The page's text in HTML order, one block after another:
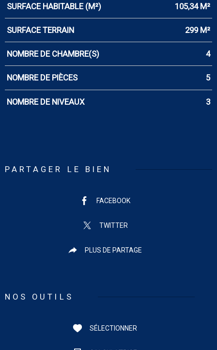
SURFACE HABITABLE (M²) 105,34 M²
SURFACE TERRAIN 299 M²
NOMBRE DE CHAMBRE(S) 4
NOMBRE DE PIÈCES 5
NOMBRE DE NIVEAUX 3
PARTAGER LE BIEN
FACEBOOK
TWITTER
PLUS DE PARTAGE
NOS OUTILS
SÉLECTIONNER